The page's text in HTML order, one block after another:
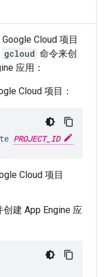
Cloud 项目
gcloud 命令来创
应用：
Cloud 项目：
PROJECT_ID
Cloud 项目
建 App Engine 应